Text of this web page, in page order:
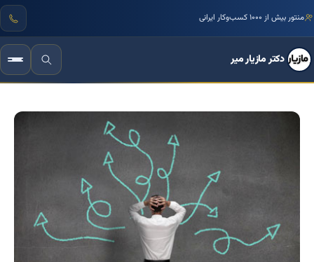
مرجع تخصصی زبان بدن و فنون مذاکره ایران
دکتر مازیار میر